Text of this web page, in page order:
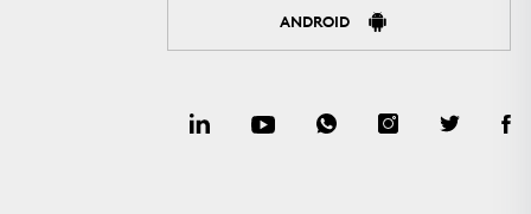
ANDROID